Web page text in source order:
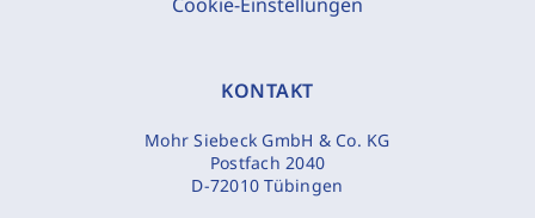
KONTAKT
Mohr Siebeck GmbH & Co. KG
Postfach 2040
D-72010 Tübingen